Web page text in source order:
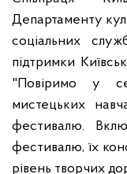
Департаменту
соціальних
підтримки
"Повіримо у
мистецьких
фестивалю.
фестивалю, їх
рівень творчих